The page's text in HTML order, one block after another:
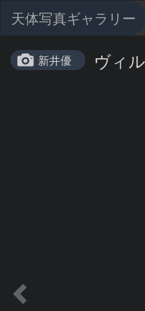
天体写真ギャラリー
新井優 ヴィ